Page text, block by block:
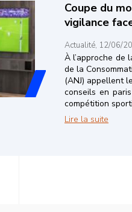
Coupe du
vigilance
Actualité, 12/06/
À l’approche de
de la
(ANJ) appellent
conseils en
compétition
Lire la suite